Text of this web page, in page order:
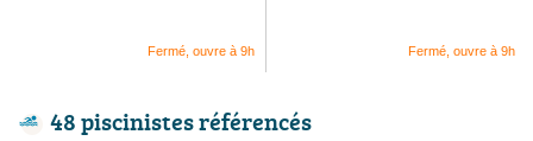
Fermé, ouvre à 9h Fermé, ouvre à 9h
48 piscinistes référencés